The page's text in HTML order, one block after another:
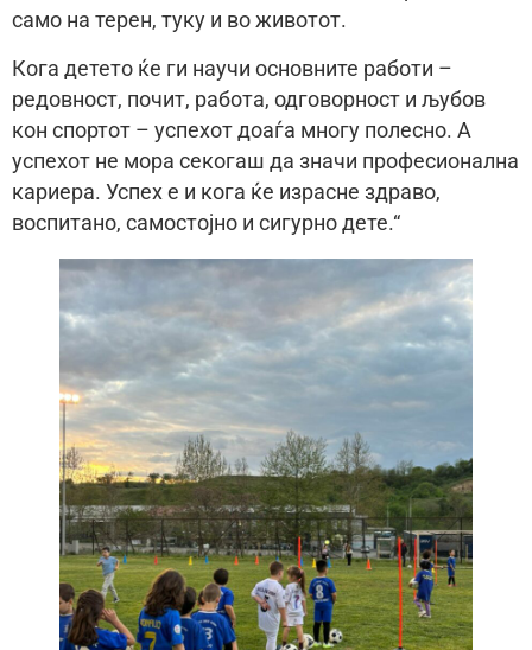
само на терен, туку и во животот.
Кога детето ќе ги научи основните работи –
редовност, почит, работа, одговорност и љубов
кон спортот – успехот доаѓа многу полесно. А
успехот не мора секогаш да значи професионална
кариера. Успех е и кога ќе израсне здраво,
воспитано, самостојно и сигурно дете.“